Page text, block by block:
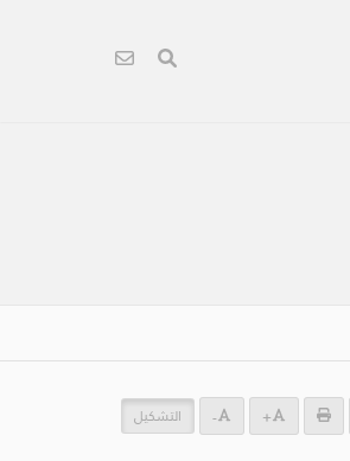
+
- التشكيل